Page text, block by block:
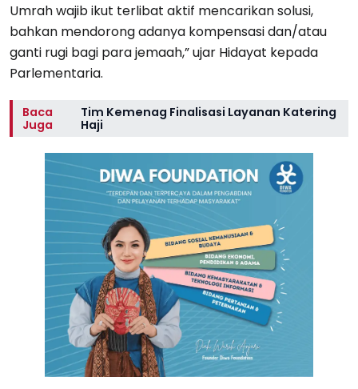
Umrah wajib ikut terlibat aktif mencarikan solusi,
bahkan mendorong adanya kompensasi dan/atau
ganti rugi bagi para jemaah,” ujar Hidayat kepada
Parlementaria.
Baca
Juga
Tim Kemenag Finalisasi Layanan Katering
Haji